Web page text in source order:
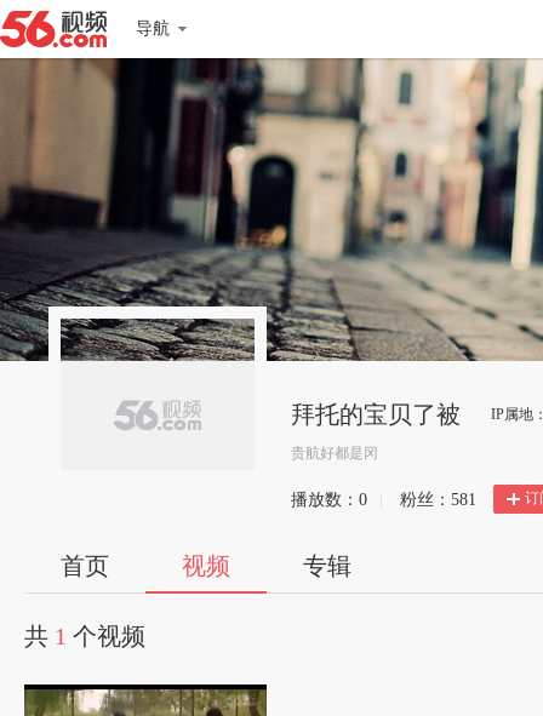
导航
拜托的宝贝了被 IP属地
贵航好都是冈
播放数： 0 粉丝： 581 订
首页 视频 专辑
共 1 个视频